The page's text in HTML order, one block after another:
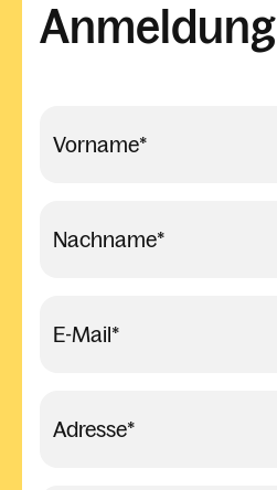
Anmeldung
Vorname*
Nachname*
E-Mail*
Adresse*